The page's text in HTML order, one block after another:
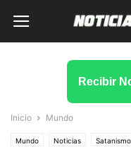
Recibir
Inicio Mundo
Mundo Noticias Satanismo